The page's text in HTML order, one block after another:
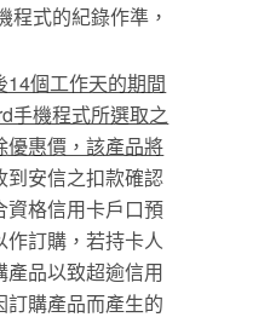
程式的紀錄作準，
14個工作天的期間
手機程式所選取之
優惠價，該產品將
到安信之扣款確認
資格信用卡戶口預
作訂購，若持卡人
產品以致超逾信用
購產品而產生的